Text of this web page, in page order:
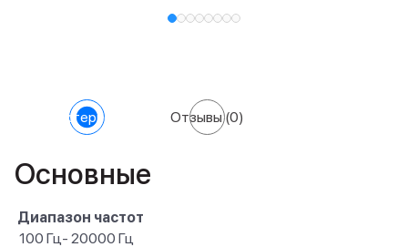
Характеристики Отзывы(0)
Основные
Диапазон частот
100 Гц- 20000 Гц